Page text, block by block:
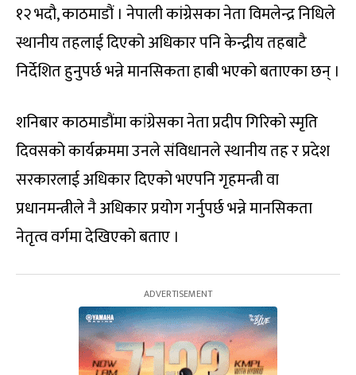
१२ भदौ, काठमाडौं । नेपाली का‌ंग्रेसका नेता विमलेन्द्र निधिले
स्थानीय तहलाई दिएको अधिकार पनि केन्द्रीय तहबाटै
निर्देशित हुनुपर्छ भन्ने मानसिकता हाबी भएको बताएका छन् ।
शनिबार काठमाडौंमा कांग्रेसका नेता प्रदीप गिरिको स्मृति
दिवसको कार्यक्रममा उनले संविधानले स्थानीय तह र प्रदेश
सरकारलाई अधिकार दिएको भएपनि गृहमन्त्री वा
प्रधानमन्त्रीले नै अधिकार प्रयोग गर्नुपर्छ भन्ने मानसिकता
नेतृत्व वर्गमा देखिएको बताए ।